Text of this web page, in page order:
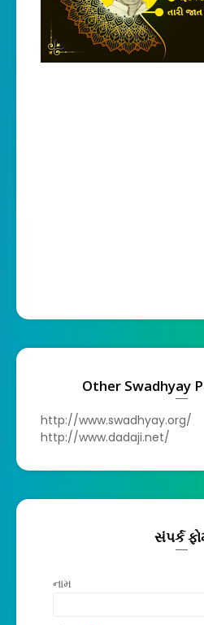
Other Swadhyay
http://www.swadhyay.org/
http://www.dadaji.net/
સંપર્ક
નામ